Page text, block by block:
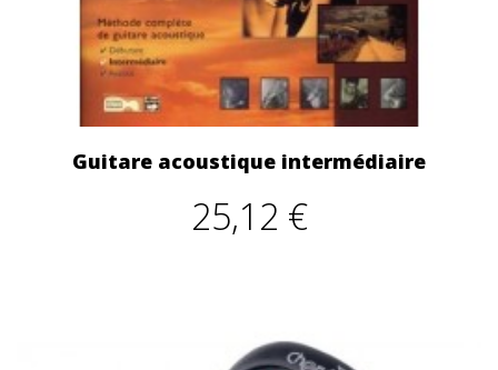
Guitare acoustique intermédiaire
25,12 €